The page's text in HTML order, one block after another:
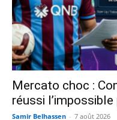
Mercato choc :
réussi
Samir Belhassen - 7 août 2026